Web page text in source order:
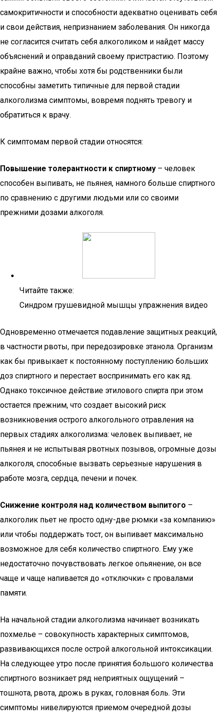
самокритичности и способности адекватно оценивать себя
и свои действия, непризнанием заболевания. Он никогда
не согласится считать себя алкоголиком и найдет массу
объяснений и оправданий своему пристрастию. Поэтому
крайне важно, чтобы хотя бы родственники были
способны заметить типичные для первой стадии
алкоголизма симптомы, вовремя поднять тревогу и
обратиться к врачу.
К симптомам первой стадии относятся:
Повышение толерантности к спиртному – человек
способен выпивать, не пьянея, намного больше спиртного
по сравнению с другими людьми или со своими
прежними дозами алкоголя.
Читайте также:
Синдром грушевидной мышцы упражнения видео
Одновременно отмечается подавление защитных реакций,
в частности рвоты, при передозировке этанола. Организм
как бы привыкает к постоянному поступлению больших
доз спиртного и перестает воспринимать его как яд.
Однако токсичное действие этилового спирта при этом
остается прежним, что создает высокий риск
возникновения острого алкогольного отравления на
первых стадиях алкоголизма: человек выпивает, не
пьянея и не испытывая рвотных позывов, огромные дозы
алкоголя, способные вызвать серьезные нарушения в
работе мозга, сердца, печени и почек.
Снижение контроля над количеством выпитого –
алкоголик пьет не просто одну-две рюмки «за компанию»
или чтобы поддержать тост, он выпивает максимально
возможное для себя количество спиртного. Ему уже
недостаточно почувствовать легкое опьянение, он все
чаще и чаще напивается до «отключки» с провалами
памяти.
На начальной стадии алкоголизма начинает возникать
похмелье – совокупность характерных симптомов,
развивающихся после острой алкогольной интоксикации.
На следующее утро после принятия большого количества
спиртного возникает ряд неприятных ощущений –
тошнота, рвота, дрожь в руках, головная боль. Эти
симптомы нивелируются приемом очередной дозы